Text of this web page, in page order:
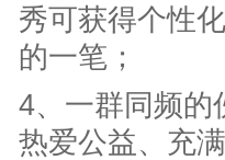
秀可获得个性
的一笔；
4、一群同频的
热爱公益、充